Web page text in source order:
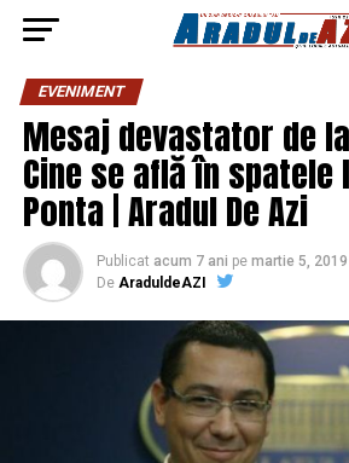
EVENIMENT
Mesaj devastator de
Cine se află în
Ponta | Aradul De Azi
Publicat acum 7 ani pe martie 5, 2019
De AraduldeAZI